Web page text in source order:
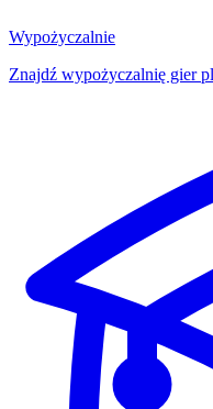
Wypożyczalnie
Znajdź wypożyczalnię gier